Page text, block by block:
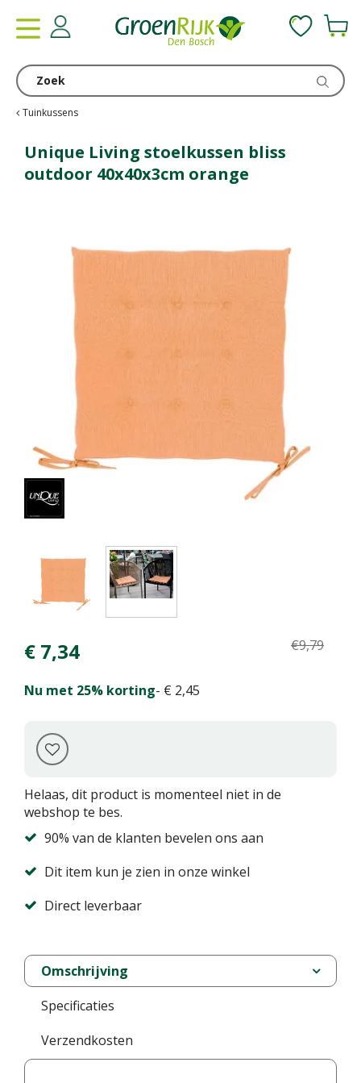
Tuinkussens
Unique Living stoelkussen bliss
outdoor 40x40x3cm orange
€9,79
€ 7,34
Nu met 25% korting- € 2,45
Helaas, dit product is momenteel niet in de
webshop te bes.
90% van de klanten bevelen ons aan
Dit item kun je zien in onze winkel
Direct leverbaar
Omschrijving
Specificaties
Verzendkosten